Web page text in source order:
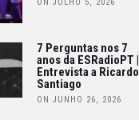
7 Perguntas nos 7
anos da ESRadioPT |
Entrevista a Ricardo
Santiago
ON JUNHO 26, 2026